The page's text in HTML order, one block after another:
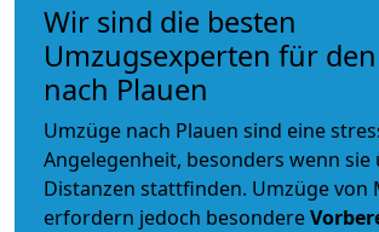
Wir sind die besten
Umzugsexperten für
nach Plauen
Umzüge nach Plauen sind eine
Angelegenheit, besonders wenn
Distanzen stattfinden. Umzüge von
erfordern jedoch besondere